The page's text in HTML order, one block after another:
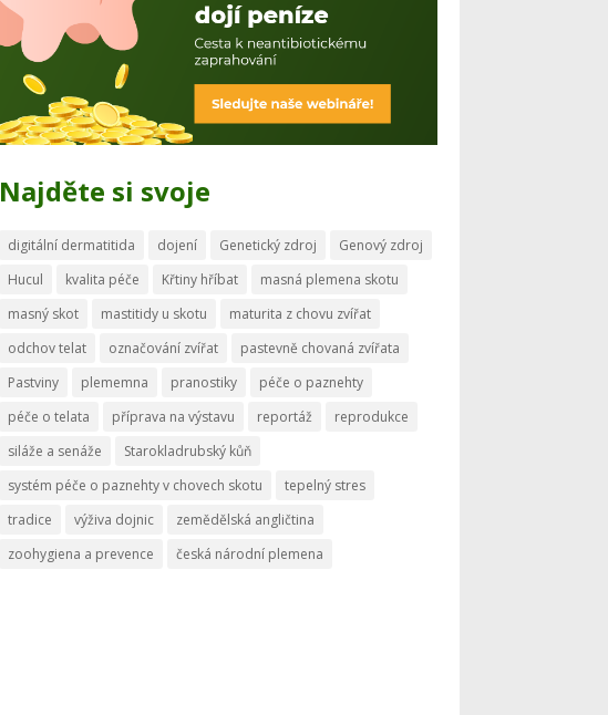
Najděte si svoje
digitální dermatitida dojení Genetický zdroj
Genový zdroj
Hucul
kvalita péče Křtiny hříbat
masná plemena skotu
masný skot
mastitidy u skotu
maturita z chovu zvířat
odchov telat
označování zvířat
pastevně chovaná zvířata
Pastviny
plememna pranostiky
péče o paznehty
péče o telata
příprava na výstavu reportáž
reprodukce
siláže a senáže
Starokladrubský kůň
systém péče o paznehty v chovech skotu
tepelný stres
tradice
výživa dojnic
zemědělská angličtina
zoohygiena a prevence
česká národní plemena